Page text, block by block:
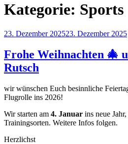
Kategorie: Sports
Veröffentlicht
23. Dezember 202523. Dezember 2025
Frohe Weihnachten 🎄
Rutsch
wir wünschen Euch besinnliche
Flugrolle ins 2026!
Wir starten am 4. Januar ins neue
Trainingsorten. Weitere Infos folgen.
Herzlichst